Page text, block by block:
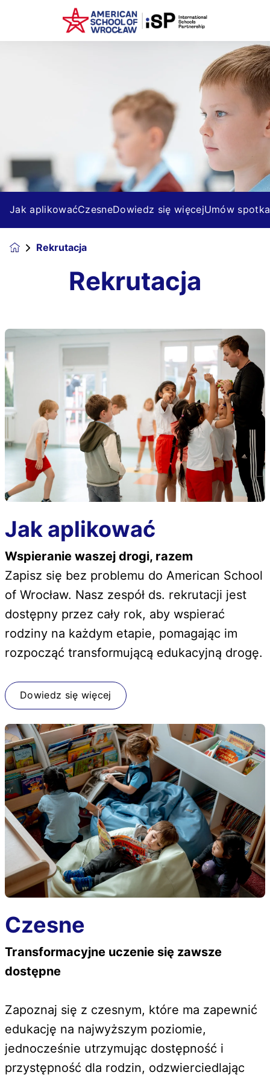
Jak aplikowaćCzesneDowiedz się więcejUmów
Rekrutacja
Rekrutacja
Jak aplikować
Wspieranie waszej drogi, razem
Zapisz się bez problemu do American School
of Wrocław. Nasz zespół ds. rekrutacji jest
dostępny przez cały rok, aby wspierać
rodziny na każdym etapie, pomagając im
rozpocząć transformującą edukacyjną drogę.
Dowiedz się więcej
Czesne
Transformacyjne uczenie się zawsze
dostępne
Zapoznaj się z czesnym, które ma zapewnić
edukację na najwyższym poziomie,
jednocześnie utrzymując dostępność i
przystępność dla rodzin, odzwierciedlając